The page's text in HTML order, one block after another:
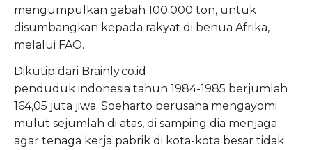
mengumpulkan gabah 100.000 ton, untuk
disumbangkan kepada rakyat di benua Afrika,
melalui FAO.
Dikutip dari Brainly.co.id
penduduk indonesia tahun 1984-1985 berjumlah
164,05 juta jiwa. Soeharto berusaha mengayomi
mulut sejumlah di atas, di samping dia menjaga
agar tenaga kerja pabrik di kota-kota besar tidak